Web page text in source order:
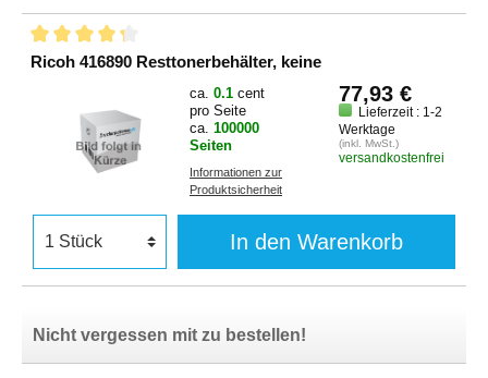
Ricoh 416890 Resttonerbehälter, keine
ca. 0.1 cent
pro Seite
ca. 100000
Seiten
Informationen zur
Produktsicherheit
77,93 €
Lieferzeit : 1-2
Werktage
(inkl. MwSt.)
versandkostenfrei
In den Warenkorb
Nicht vergessen mit zu bestellen!